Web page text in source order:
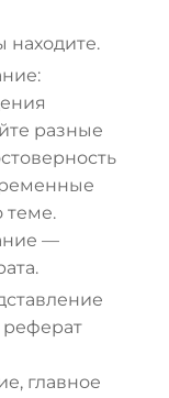
разные
теме.
—
главное